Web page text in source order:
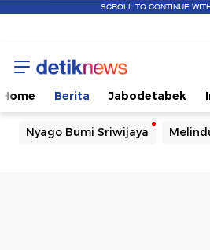
SCROLL TO CONTINUE
Home Berita Jabodetabek
Nyago Bumi Sriwijaya